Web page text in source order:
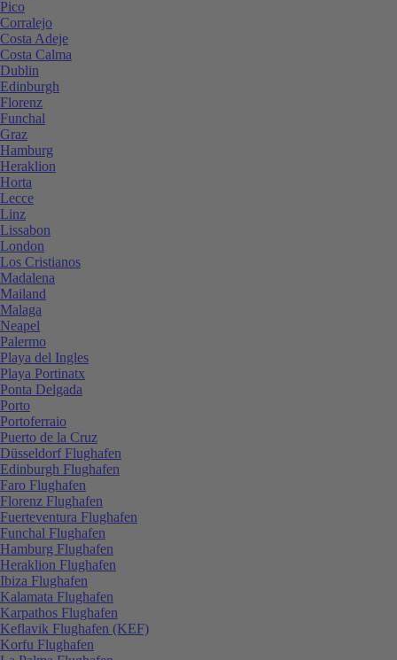
Pico
Corralejo
Costa Adeje
Costa Calma
Dublin
Edinburgh
Florenz
Funchal
Graz
Hamburg
Heraklion
Horta
Lecce
Linz
Lissabon
London
Los Cristianos
Madalena
Mailand
Malaga
Neapel
Palermo
Playa del Ingles
Playa Portinatx
Ponta Delgada
Porto
Portoferraio
Puerto de la Cruz
Düsseldorf Flughafen
Edinburgh Flughafen
Faro Flughafen
Florenz Flughafen
Fuerteventura Flughafen
Funchal Flughafen
Hamburg Flughafen
Heraklion Flughafen
Ibiza Flughafen
Kalamata Flughafen
Karpathos Flughafen
Keflavik Flughafen (KEF)
Korfu Flughafen